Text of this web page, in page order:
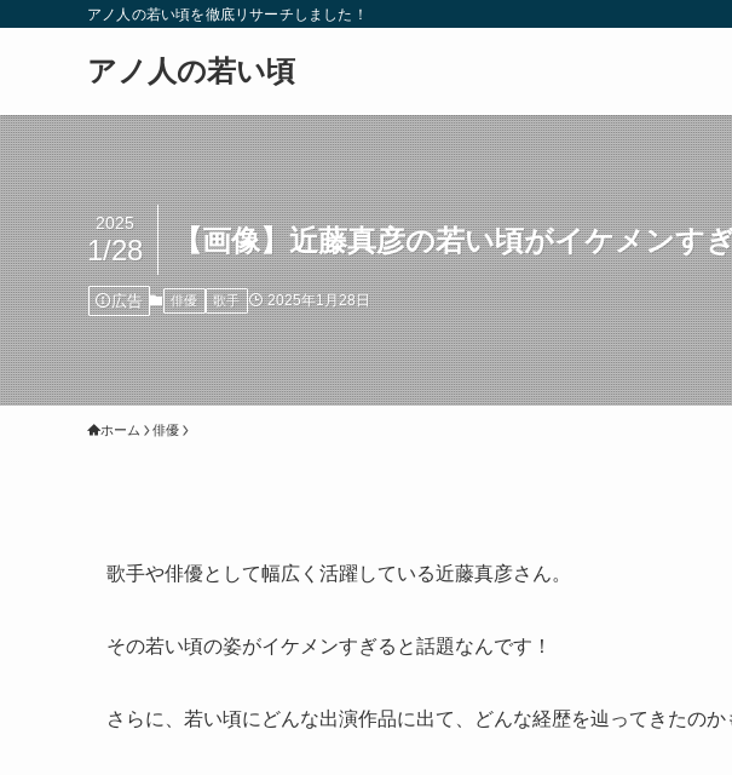
アノ人の若い頃を徹底リサーチしました！
アノ人の若い頃
【画像】近藤真彦の若い頃がイケメンす
2025
1/28
広告 俳優 歌手 2025年1月28日
ホーム 俳優
歌手や俳優として幅広く活躍している近藤真彦さん。
その若い頃の姿がイケメンすぎると話題なんです！
さらに、若い頃にどんな出演作品に出て、どんな経歴を辿ってきたのか